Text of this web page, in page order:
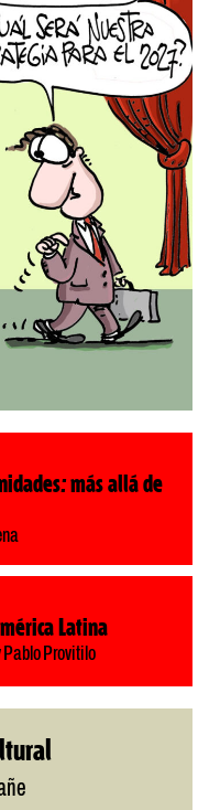
más allá de
Latina
Pablo Provitilo